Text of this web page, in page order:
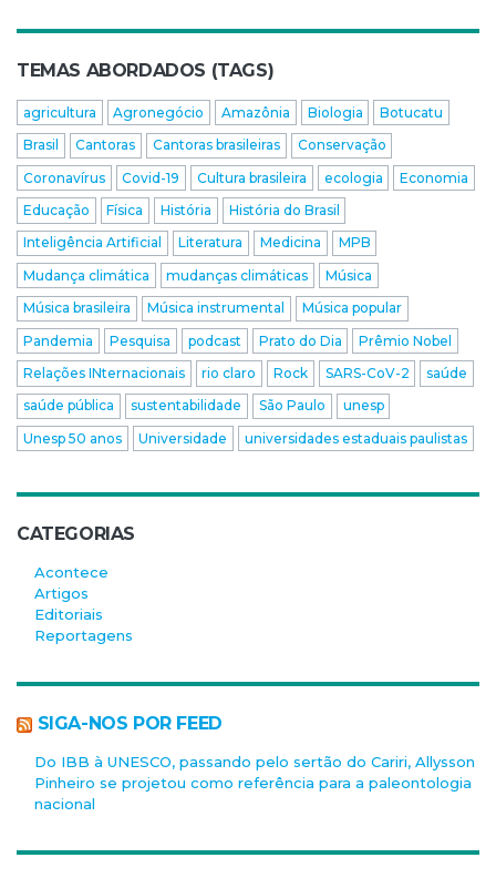
TEMAS ABORDADOS (TAGS)
agricultura Agronegócio Amazônia Biologia
Botucatu
Brasil
Cantoras Cantoras brasileiras
Conservação
Coronavírus
Covid-19 Cultura brasileira ecologia
Economia
Educação
Física História
História do Brasil
Inteligência Artificial
Literatura Medicina
MPB
Mudança climática
mudanças climáticas
Música
Música brasileira
Música instrumental
Música popular
Pandemia
Pesquisa podcast Prato do Dia
Prêmio Nobel
Relações INternacionais
rio claro Rock SARS-CoV-2
saúde
saúde pública
sustentabilidade São Paulo
unesp
Unesp 50 anos
Universidade universidades estaduais paulistas
CATEGORIAS
Acontece
Artigos
Editoriais
Reportagens
SIGA-NOS POR FEED
Do IBB à UNESCO, passando pelo sertão do Cariri, Allysson
Pinheiro se projetou como referência para a paleontologia
nacional